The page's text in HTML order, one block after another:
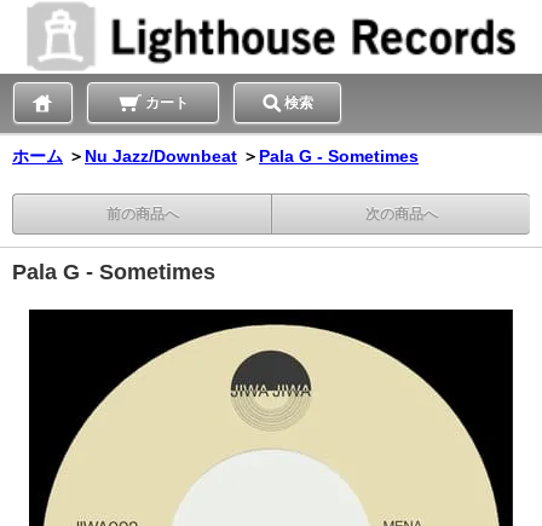
カート 検索
ホーム ＞ Nu Jazz/Downbeat ＞ Pala G - Sometimes
前の商品へ 次の商品へ
Pala G - Sometimes